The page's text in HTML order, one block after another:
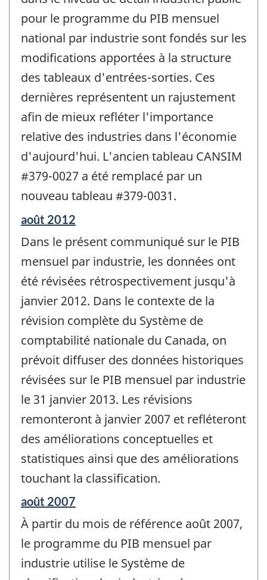
pour le programme du PIB mensuel
national par industrie sont fondés sur les
modifications apportées à la structure
des tableaux d'entrées-sorties. Ces
dernières représentent un rajustement
afin de mieux refléter l'importance
relative des industries dans l'économie
d'aujourd'hui. L'ancien tableau CANSIM
#379-0027 a été remplacé par un
nouveau tableau #379-0031.
Période
référence
de
changement
-
août 2012
Dans le présent communiqué sur le PIB
mensuel par industrie, les données ont
été révisées rétrospectivement jusqu'à
janvier 2012. Dans le contexte de la
révision complète du Système de
comptabilité nationale du Canada, on
prévoit diffuser des données historiques
révisées sur le PIB mensuel par industrie
le 31 janvier 2013. Les révisions
remonteront à janvier 2007 et refléteront
des améliorations conceptuelles et
statistiques ainsi que des améliorations
touchant la classification.
Période
de
référence
de
changement
-
août 2007
À partir du mois de référence août 2007,
le programme du PIB mensuel par
industrie utilise le Système de